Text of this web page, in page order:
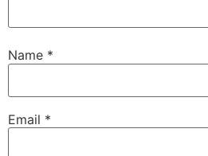
Name *
Email *